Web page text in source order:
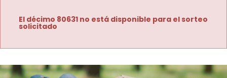
El décimo 80631 no está disponible para el sorteo
solicitado